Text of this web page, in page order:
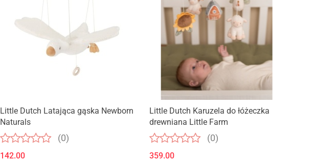
Little Dutch Latająca gąska Newborn
Naturals
(0)
142.00
Produkt niedostępny
Little Dutch Karuzela do łóżeczka
drewniana Little Farm
(0)
359.00